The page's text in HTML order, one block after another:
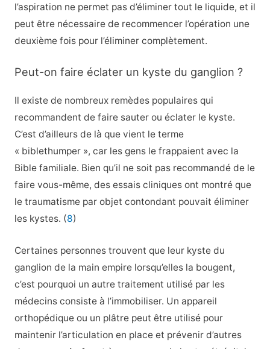
l’aspiration ne permet pas d’éliminer tout le liquide, et il
peut être nécessaire de recommencer l’opération une
deuxième fois pour l’éliminer complètement.
Peut-on faire éclater un kyste du ganglion ?
Il existe de nombreux remèdes populaires qui
recommandent de faire sauter ou éclater le kyste.
C’est d’ailleurs de là que vient le terme
« biblethumper », car les gens le frappaient avec la
Bible familiale. Bien qu’il ne soit pas recommandé de le
faire vous-même, des essais cliniques ont montré que
le traumatisme par objet contondant pouvait éliminer
les kystes. (8)
Certaines personnes trouvent que leur kyste du
ganglion de la main empire lorsqu’elles la bougent,
c’est pourquoi un autre traitement utilisé par les
médecins consiste à l’immobiliser. Un appareil
orthopédique ou un plâtre peut être utilisé pour
maintenir l’articulation en place et prévenir d’autres